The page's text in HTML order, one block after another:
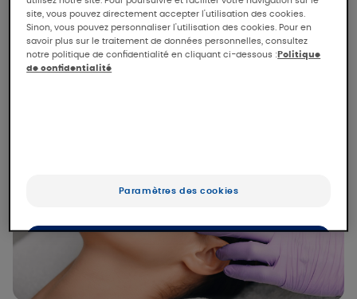
AVENE
site, vous pouvez directement accepter l'utilisation des cookies.
Sinon, vous pouvez personnaliser l'utilisation des cookies. Pour en
savoir plus sur le traitement de données personnelles, consultez
notre politique de confidentialité en cliquant ci-dessous : Politique
de confidentialité
Paramètres des cookies
Uniquement les essentiels